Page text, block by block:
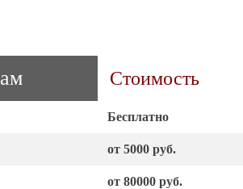
Стоимость
Бесплатно
от 5000 руб.
от 80000 руб.